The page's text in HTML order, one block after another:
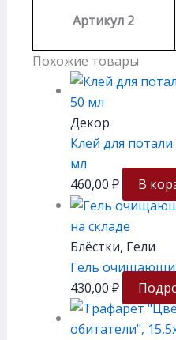
Артикул 2
Похожие товары
Декор
Клей для
мл
460,00 ₽
В
на складе
Блёстки, Гели
Гель
430,00 ₽